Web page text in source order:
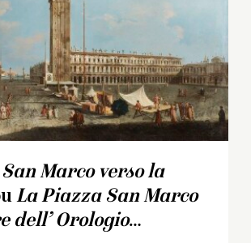
Marco verso la
La Piazza San Marco
dell’ Orologio…